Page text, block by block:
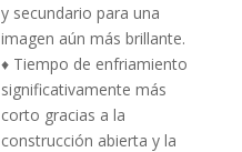
y secundario para una
imagen aún más brillante.
♦ Tiempo de enfriamiento
significativamente más
corto gracias a la
construcción abierta y la